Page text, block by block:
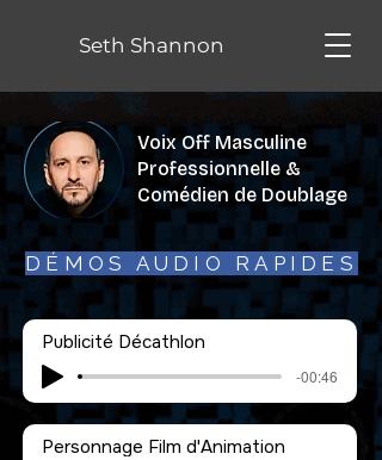
Seth Shannon
Voix Off Masculine
Professionnelle &
Comédien de Doublage
DÉMOS AUDIO RAPIDES
Publicité Décathlon
-00:46
Personnage Film d'Animation